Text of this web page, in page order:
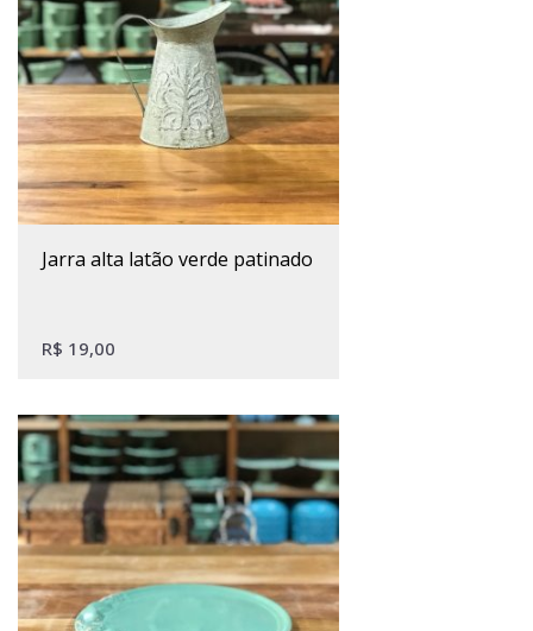
jarra alta latão verde patinado
R$ 19,00